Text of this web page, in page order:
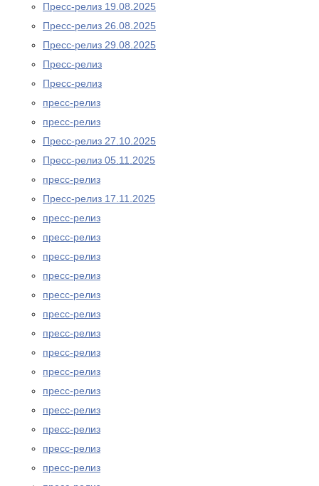
Пресс-релиз 19.08.2025
Пресс-релиз 26.08.2025
Пресс-релиз 29.08.2025
Пресс-релиз
Пресс-релиз
пресс-релиз
пресс-релиз
Пресс-релиз 27.10.2025
Пресс-релиз 05.11.2025
пресс-релиз
Пресс-релиз 17.11.2025
пресс-релиз
пресс-релиз
пресс-релиз
пресс-релиз
пресс-релиз
пресс-релиз
пресс-релиз
пресс-релиз
пресс-релиз
пресс-релиз
пресс-релиз
пресс-релиз
пресс-релиз
пресс-релиз